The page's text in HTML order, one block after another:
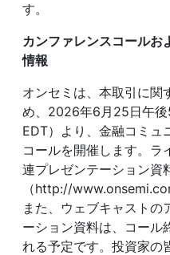
す。
カンファレンスコールお
情報
オンセミは、本取引に関
め、2026年6月25日午後
EDT）より、金融コミュ
コールを開催します。ラ
連プレゼンテーション資
（http://
また、ウェブキャストの
ーション資料は、コール
れる予定です。投資家の